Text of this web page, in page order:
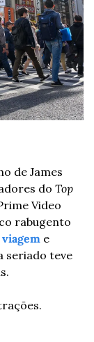
de James
do Top
Video
rabugento
e
seriado teve